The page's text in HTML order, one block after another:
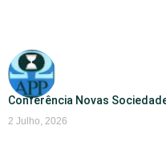
Conferência Novas
2 Julho, 2026